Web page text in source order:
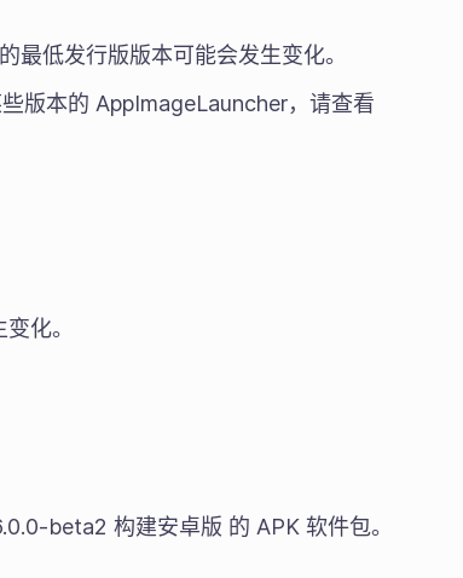
最低发行版版本可能会发生变化。
版本的 AppImageLauncher，请查看
化。
beta2 构建安卓版 的 APK 软件包。